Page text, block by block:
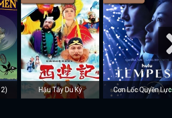
Hậu Tây Du Ký Cơn Lốc Quyền Lực